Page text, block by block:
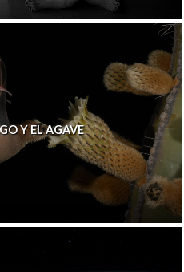
Y EL AGAVE